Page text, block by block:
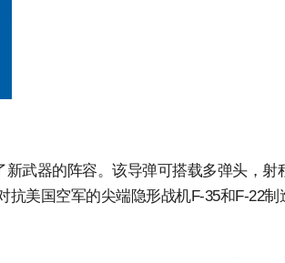
武器的阵容。该导弹可搭载多弹头，射
美国空军的尖端隐形战机F-35和F-22制